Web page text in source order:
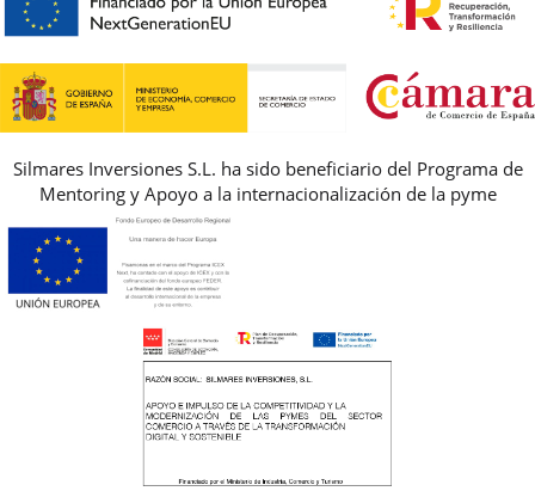
AVISO LEGAL, PRIVACIDAD Y COOKIES
REBAJAS
PREGUNTAS FRECUENTES
Silmares Inversiones S.L. ha sido beneficiario del Programa de
Mentoring y Apoyo a la internacionalización de la pyme